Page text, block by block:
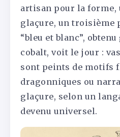
artisan pour la forme,
glaçure, un troisième
“bleu et blanc”,
cobalt, voit le jour :
sont peints de motifs
dragonniques ou
glaçure, selon un
devenu universel.